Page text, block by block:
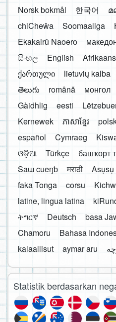
Norsk bokmål
한국어
chiCheŵa
Soomaaliga
Ekakairũ Naoero
සිංහල
English Afrikaans
ქართული
lietuvių kalba
తెలుగు
română монгол
Gàidhlig
eesti
Kernewek
ភាសាខ្មែរ
español
Cymraeg
ଓଡ଼ିଆ
Türkçe башҡорт
Saɯ cueŋƅ
मराठी Asụsụ
faka Tonga
corsu
latine, lingua latina
ትግርኛ
Deutsch basa
Chamoru
Bahasa
kalaallisut
aymar aru
Statistik berdasarkan